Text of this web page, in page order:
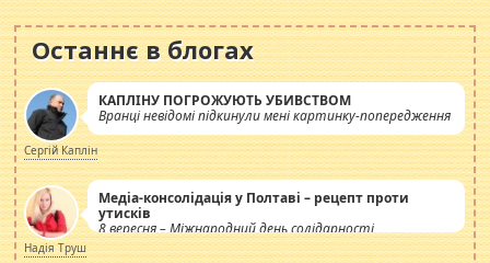
Останнє в блогах
КАПЛІНУ ПОГРОЖУЮТЬ УБИВСТВОМ
Вранці невідомі підкинули мені картинку-попередження
Сергій Каплін
Медіа-консолідація у Полтаві – рецепт проти
утисків
8 вересня – Міжнародний день солідарності
журналістів.
Надія Труш